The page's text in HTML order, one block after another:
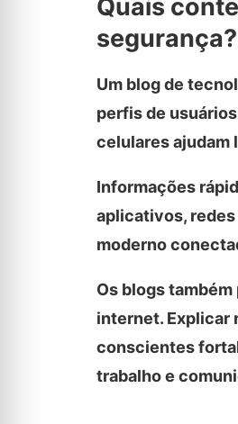
Quais
segurança?
Um blog de
perfis de
celulares ajudam
Informações
aplicativos,
moderno
Os blogs
internet. Explicar
conscientes
trabalho e